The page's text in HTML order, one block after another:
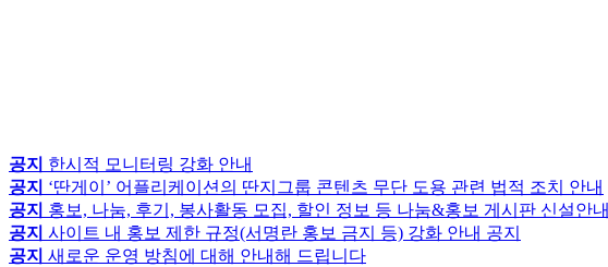
공지 한시적 모니터링 강화 안내
공지 ‘딴게이’ 어플리케이션의 딴지그룹 콘텐츠 무단 도용 관련 법적 조치 안내
공지 홍보, 나눔, 후기, 봉사활동 모집, 할인 정보 등 나눔&홍보 게시판 신설안내
공지 사이트 내 홍보 제한 규정(서명란 홍보 금지 등) 강화 안내 공지
공지 새로운 운영 방침에 대해 안내해 드립니다